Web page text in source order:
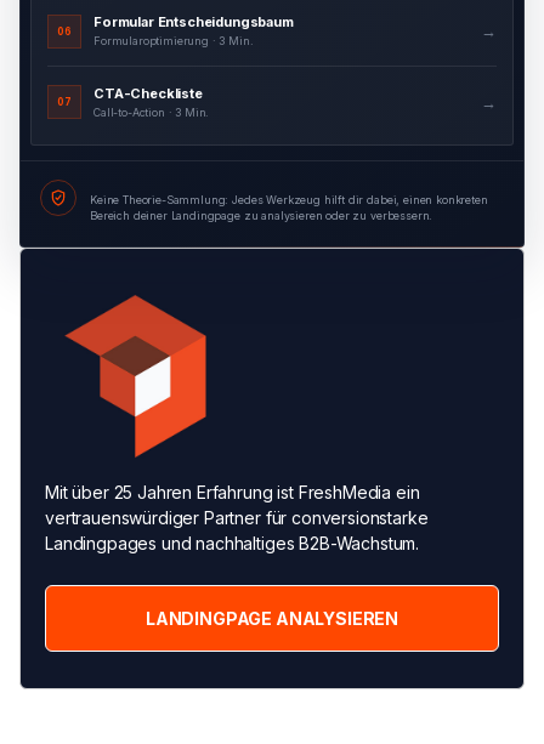
06
Formular Entscheidungsbaum
Formularoptimierung · 3 Min.
→
07
CTA-Checkliste
Call-to-Action · 3 Min.
→
Keine Theorie-Sammlung: Jedes Werkzeug hilft dir dabei, einen konkreten
Bereich deiner Landingpage zu analysieren oder zu verbessern.
Mit über 25 Jahren Erfahrung ist FreshMedia ein
vertrauenswürdiger Partner für conversionstarke
Landingpages und nachhaltiges B2B-Wachstum.
LANDINGPAGE ANALYSIEREN